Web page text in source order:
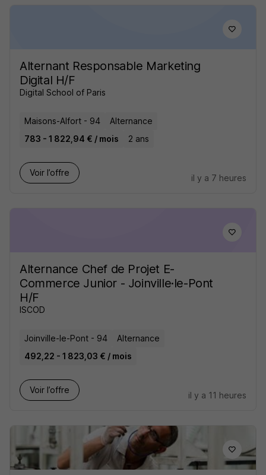
Alternant Responsable Marketing
Digital H/F
Digital School of Paris
Maisons-Alfort - 94
Alternance
783 - 1 822,94 € / mois
2 ans
Voir l’offre
il y a 7 heures
Alternance Chef de Projet E-
Commerce Junior - Joinville·le-Pont
H/F
ISCOD
Joinville-le-Pont - 94
Alternance
492,22 - 1 823,03 € / mois
Voir l’offre
il y a 11 heures